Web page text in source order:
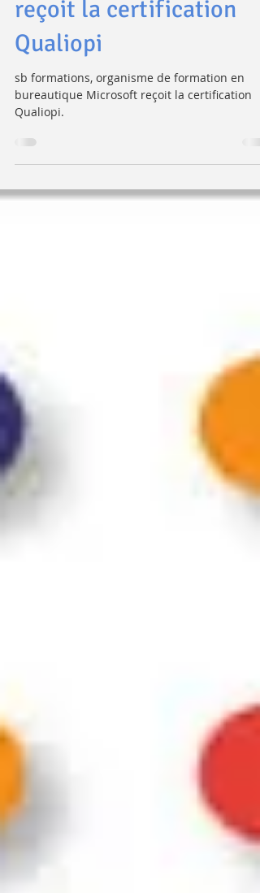
Qualité : sb formations
reçoit la certification
Qualiopi
sb formations, organisme de formation en
bureautique Microsoft reçoit la certification